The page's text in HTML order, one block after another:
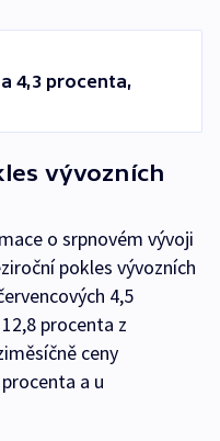
4,3 procenta,
vývozních
o srpnovém vývoji
pokles vývozních
4,5
procenta z
ceny
a u